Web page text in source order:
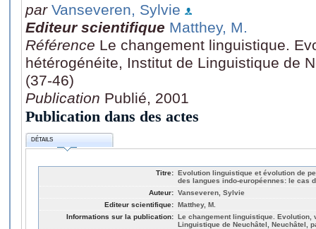
par Vanseveren, Sylvie
Editeur scientifique Matthey, M.
Référence Le changement linguistique.
hétérogénéite, Institut de Linguistique de
(37-46)
Publication Publié, 2001
Publication dans des actes
DÉTAILS
Titre: Evolution linguistique et évolution de
des langues indo-européennes: le cas
Auteur: Vanseveren, Sylvie
Editeur scientifique: Matthey, M.
Informations sur la publication: Le changement linguistique. Evolution,
Linguistique de Neuchâtel, Neuchâtel,